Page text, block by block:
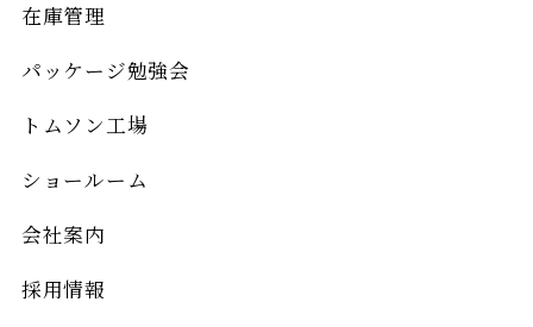
在庫管理
パッケージ勉強会
トムソン工場
ショールーム
会社案内
採用情報